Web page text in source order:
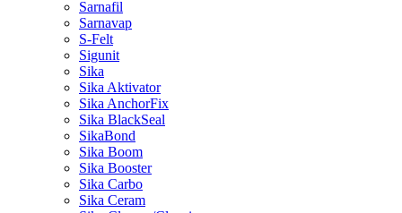
Sarnafil
Sarnavap
S-Felt
Sigunit
Sika
Sika Aktivator
Sika AnchorFix
Sika BlackSeal
SikaBond
Sika Boom
Sika Booster
Sika Carbo
Sika Ceram